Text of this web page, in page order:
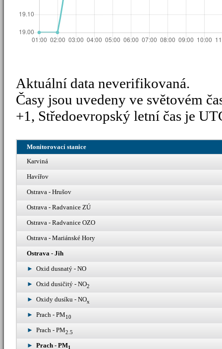
Monitorovací stanice
Karviná
Havířov
Ostrava - Hrušov
Ostrava - Radvanice ZÚ
Ostrava - Radvanice OZO
Ostrava - Mariánské Hory
Ostrava - Jih
Oxid dusnatý - NO
Oxid dusičitý - NO2
Oxidy dusíku - NOx
Prach - PM10
Prach - PM2.5
Prach - PM1
Aktuální data neverifikovaná.
Časy jsou uvedeny ve světovém
+1, Středoevropský letní čas je